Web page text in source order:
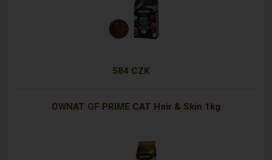
584 CZK
OWNAT GF PRIME CAT Hair & Skin 1kg